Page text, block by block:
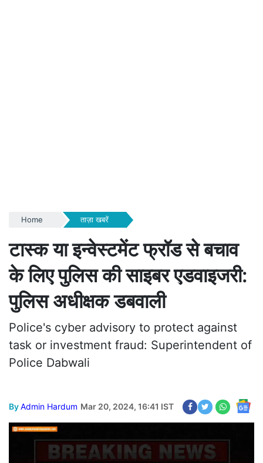
Home ताज़ा खबरें
टास्क या इन्वेस्टमेंट फ्रॉड से बचाव
के लिए पुलिस की साइबर एडवाइजरी:
पुलिस अधीक्षक डबवाली
Police's cyber advisory to protect against
task or investment fraud: Superintendent of
Police Dabwali
ByAdmin Hardum Mar 20, 2024, 16:41 IST